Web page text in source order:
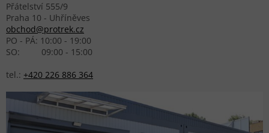
Přátelství 555/9
Praha 10 - Uhříněves
obchod@protrek.cz
PO - PÁ: 10:00 - 19:00
SO: 09:00 - 15:00
tel.: +420 226 886 364